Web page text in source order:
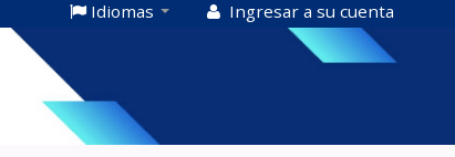
Idiomas Ingresar a su cuenta